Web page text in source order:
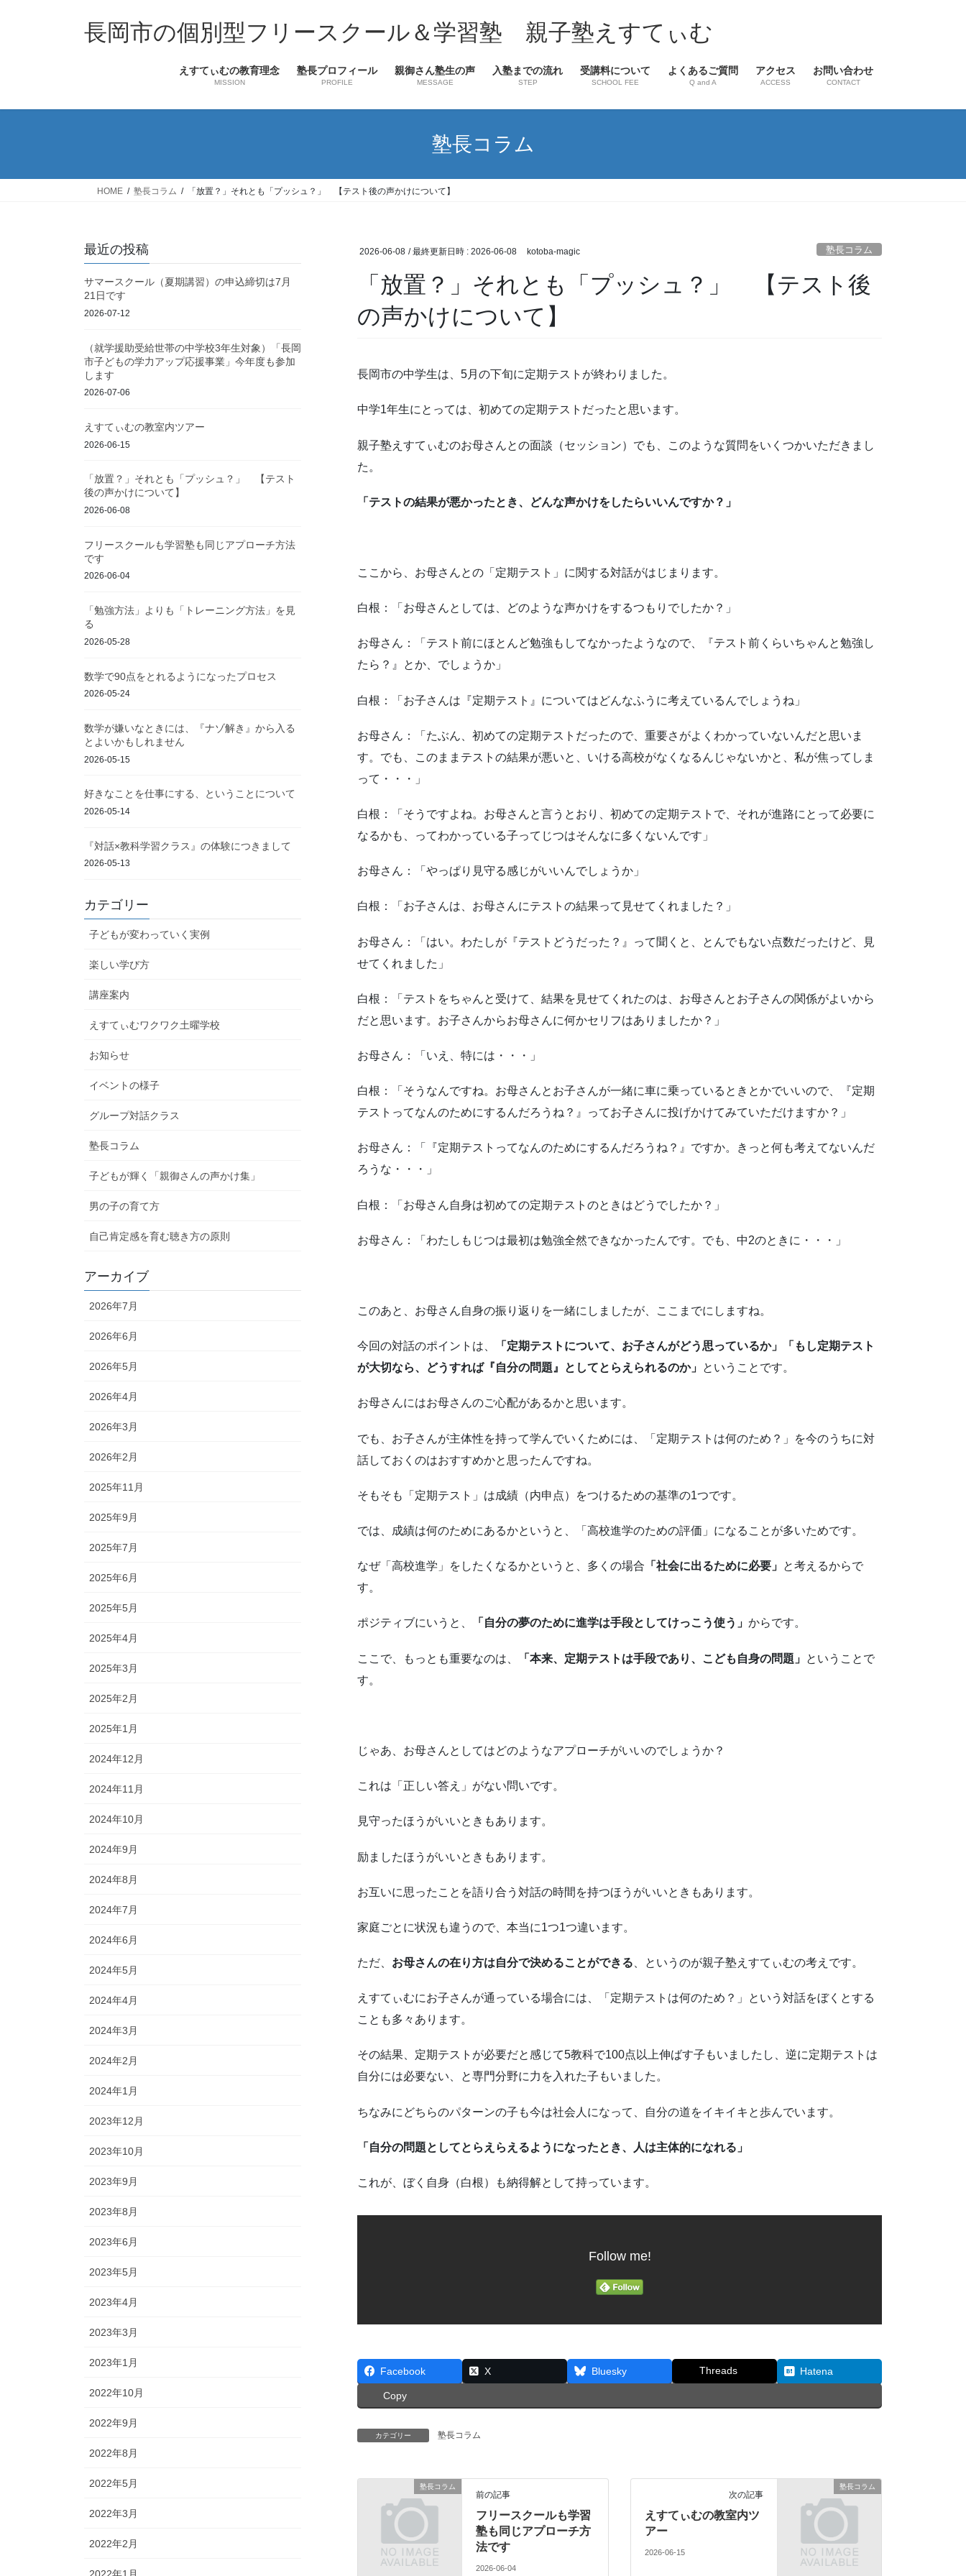
ス
ン
長岡市の個別型フリースクール＆学習塾 親子塾えすてぃむ
えすてぃむの教育理念
MISSION
塾長プロフィール
PROFILE
親御さん塾生の声
MESSAGE
入塾までの流れ
STEP
受講料について
SCHOOL FEE
よくあるご質問
Q and A
アクセス
ACCESS
お問い合わせ
CONTACT
塾長コラム
HOME 塾長コラム 「放置？」それとも「プッシュ？」 【テスト後の声かけについて】
2026-06-08 / 最終更新日時 : 2026-06-08 kotoba-magic 塾長コラム
「放置？」それとも「プッシュ？」 【テスト後
の声かけについて】
長岡市の中学生は、5月の下旬に定期テストが終わりました。
中学1年生にとっては、初めての定期テストだったと思います。
親子塾えすてぃむのお母さんとの面談（セッション）でも、このような質問をいくつかいただきまし
た。
「テストの結果が悪かったとき、どんな声かけをしたらいいんですか？」
ここから、お母さんとの「定期テスト」に関する対話がはじまります。
白根：「お母さんとしては、どのような声かけをするつもりでしたか？」
お母さん：「テスト前にほとんど勉強もしてなかったようなので、『テスト前くらいちゃんと勉強し
たら？』とか、でしょうか」
白根：「お子さんは『定期テスト』についてはどんなふうに考えているんでしょうね」
お母さん：「たぶん、初めての定期テストだったので、重要さがよくわかっていないんだと思いま
す。でも、このままテストの結果が悪いと、いける高校がなくなるんじゃないかと、私が焦ってしま
って・・・」
白根：「そうですよね。お母さんと言うとおり、初めての定期テストで、それが進路にとって必要に
なるかも、ってわかっている子ってじつはそんなに多くないんです」
お母さん：「やっぱり見守る感じがいいんでしょうか」
白根：「お子さんは、お母さんにテストの結果って見せてくれました？」
お母さん：「はい。わたしが『テストどうだった？』って聞くと、とんでもない点数だったけど、見
せてくれました」
白根：「テストをちゃんと受けて、結果を見せてくれたのは、お母さんとお子さんの関係がよいから
だと思います。お子さんからお母さんに何かセリフはありましたか？」
お母さん：「いえ、特には・・・」
白根：「そうなんですね。お母さんとお子さんが一緒に車に乗っているときとかでいいので、『定期
テストってなんのためにするんだろうね？』ってお子さんに投げかけてみていただけますか？」
お母さん：「『定期テストってなんのためにするんだろうね？』ですか。きっと何も考えてないんだ
ろうな・・・」
白根：「お母さん自身は初めての定期テストのときはどうでしたか？」
お母さん：「わたしもじつは最初は勉強全然できなかったんです。でも、中2のときに・・・」
このあと、お母さん自身の振り返りを一緒にしましたが、ここまでにしますね。
今回の対話のポイントは、
「定期テストについて、お子さんがどう思っているか」「もし定期テスト
が大切なら、どうすれば『自分の問題』としてとらえられるのか」 ということです。
お母さんにはお母さんのご心配があるかと思います。
でも、お子さんが主体性を持って学んでいくためには、「定期テストは何のため？」を今のうちに対
話しておくのはおすすめかと思ったんですね。
そもそも「定期テスト」は成績（内申点）をつけるための基準の1つです。
では、成績は何のためにあるかというと、「高校進学のための評価」になることが多いためです。
なぜ「高校進学」をしたくなるかというと、多くの場合 「社会に出るために必要」 と考えるからで
す。
ポジティブにいうと、 「自分の夢のために進学は手段としてけっこう使う」 からです。
ここで、もっとも重要なのは、 「本来、定期テストは手段であり、こども自身の問題」 ということで
す。
じゃあ、お母さんとしてはどのようなアプローチがいいのでしょうか？
これは「正しい答え」がない問いです。
見守ったほうがいいときもあります。
励ましたほうがいいときもあります。
お互いに思ったことを語り合う対話の時間を持つほうがいいときもあります。
家庭ごとに状況も違うので、本当に1つ1つ違います。
ただ、 お母さんの在り方は自分で決めることができる 、というのが親子塾えすてぃむの考えです。
えすてぃむにお子さんが通っている場合には、「定期テストは何のため？」という対話をぼくとする
ことも多々あります。
その結果、定期テストが必要だと感じて5教科で100点以上伸ばす子もいましたし、逆に定期テストは
自分には必要ない、と専門分野に力を入れた子もいました。
ちなみにどちらのパターンの子も今は社会人になって、自分の道をイキイキと歩んでいます。
「自分の問題としてとらえらえるようになったとき、人は主体的になれる」
これが、ぼく自身（白根）も納得解として持っています。
Follow me!
Facebook X Bluesky Threads Hatena
Copy
カテゴリー 塾長コラム
塾長コラム
前の記事
フリースクールも学習
塾も同じアプローチ方
法です
2026-06-04
塾長コラム
次の記事
えすてぃむの教室内ツ
アー
2026-06-15
最近の投稿
サマースクール（夏期講習）の申込締切は7月
21日です
2026-07-12
（就学援助受給世帯の中学校3年生対象）「長岡
市子どもの学力アップ応援事業」今年度も参加
します
2026-07-06
えすてぃむの教室内ツアー
2026-06-15
「放置？」それとも「プッシュ？」 【テスト
後の声かけについて】
2026-06-08
フリースクールも学習塾も同じアプローチ方法
です
2026-06-04
「勉強方法」よりも「トレーニング方法」を見
る
2026-05-28
数学で90点をとれるようになったプロセス
2026-05-24
数学が嫌いなときには、『ナゾ解き』から入る
とよいかもしれません
2026-05-15
好きなことを仕事にする、ということについて
2026-05-14
『対話×教科学習クラス』の体験につきまして
2026-05-13
カテゴリー
子どもが変わっていく実例
楽しい学び方
講座案内
えすてぃむワクワク土曜学校
お知らせ
イベントの様子
グループ対話クラス
塾長コラム
子どもが輝く「親御さんの声かけ集」
男の子の育て方
自己肯定感を育む聴き方の原則
アーカイブ
2026年7月
2026年6月
2026年5月
2026年4月
2026年3月
2026年2月
2025年11月
2025年9月
2025年7月
2025年6月
2025年5月
2025年4月
2025年3月
2025年2月
2025年1月
2024年12月
2024年11月
2024年10月
2024年9月
2024年8月
2024年7月
2024年6月
2024年5月
2024年4月
2024年3月
2024年2月
2024年1月
2023年12月
2023年10月
2023年9月
2023年8月
2023年6月
2023年5月
2023年4月
2023年3月
2023年1月
2022年10月
2022年9月
2022年8月
2022年5月
2022年3月
2022年2月